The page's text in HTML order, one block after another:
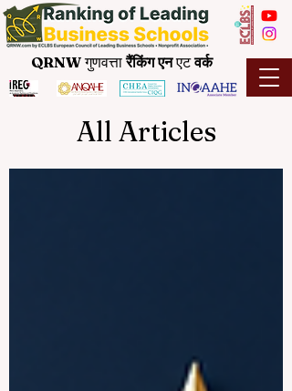
QRNWगुणवत्तारैंकिंग एनएटवर्क
All Articles